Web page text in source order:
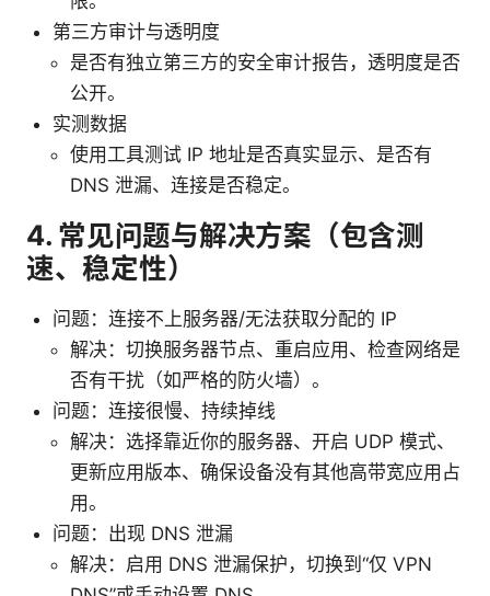
第三方审计与透明度
是否有独立第三方的安全审计报告，透明度是否
公开。
实测数据
使用工具测试 IP 地址是否真实显示、是否有
DNS 泄漏、连接是否稳定。
4. 常见问题与解决方案（包含测
速、稳定性）
问题：连接不上服务器/无法获取分配的 IP
解决：切换服务器节点、重启应用、检查网络是
否有干扰（如严格的防火墙）。
问题：连接很慢、持续掉线
解决：选择靠近你的服务器、开启 UDP 模式、
更新应用版本、确保设备没有其他高带宽应用占
用。
问题：出现 DNS 泄漏
解决：启用 DNS 泄漏保护，切换到“仅 VPN